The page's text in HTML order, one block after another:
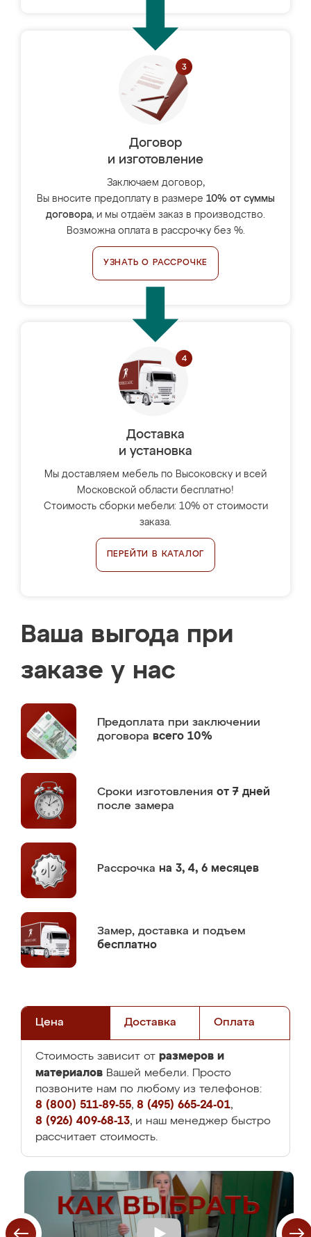
Договор
и изготовление
Заключаем договор,
Вы вносите предоплату в размере 10% от суммы
договора, и мы отдаём заказ в производство.
Возможна оплата в рассрочку без %.
УЗНАТЬ О РАССРОЧКЕ
Доставка
и установка
Мы доставляем мебель по Высоковску и всей
Московской области бесплатно!
Стоимость сборки мебели: 10% от стоимости
заказа.
ПЕРЕЙТИ В КАТАЛОГ
Ваша выгода при
заказе у нас
Предоплата при заключении
договора всего 10%
Сроки изготовления от 7 дней
после замера
Рассрочка на 3, 4, 6 месяцев
Замер, доставка и подъем
бесплатно
Цена Доставка Оплата
Стоимость зависит от размеров и
материалов Вашей мебели. Просто
позвоните нам по любому из телефонов:
8 (800) 511-89-55, 8 (495) 665-24-01,
8 (926) 409-68-13, и наш менеджер быстро
рассчитает стоимость.